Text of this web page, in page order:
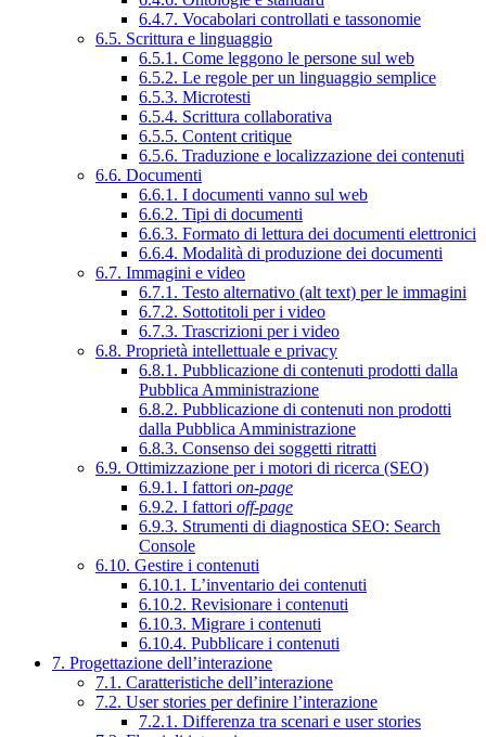
6.4.7. Vocabolari controllati e tassonomie
6.5. Scrittura e linguaggio
6.5.1. Come leggono le persone sul web
6.5.2. Le regole per un linguaggio semplice
6.5.3. Microtesti
6.5.4. Scrittura collaborativa
6.5.5. Content critique
6.5.6. Traduzione e localizzazione dei contenuti
6.6. Documenti
6.6.1. I documenti vanno sul web
6.6.2. Tipi di documenti
6.6.3. Formato di lettura dei documenti elettronici
6.6.4. Modalità di produzione dei documenti
6.7. Immagini e video
6.7.1. Testo alternativo (alt text) per le immagini
6.7.2. Sottotitoli per i video
6.7.3. Trascrizioni per i video
6.8. Proprietà intellettuale e privacy
6.8.1. Pubblicazione di contenuti prodotti dalla
Pubblica Amministrazione
6.8.2. Pubblicazione di contenuti non prodotti
dalla Pubblica Amministrazione
6.8.3. Consenso dei soggetti ritratti
6.9. Ottimizzazione per i motori di ricerca (SEO)
6.9.1. I fattori on-page
6.9.2. I fattori off-page
6.9.3. Strumenti di diagnostica SEO: Search
Console
6.10. Gestire i contenuti
6.10.1. L’inventario dei contenuti
6.10.2. Revisionare i contenuti
6.10.3. Migrare i contenuti
6.10.4. Pubblicare i contenuti
7. Progettazione dell’interazione
7.1. Caratteristiche dell’interazione
7.2. User stories per definire l’interazione
7.2.1. Differenza tra scenari e user stories